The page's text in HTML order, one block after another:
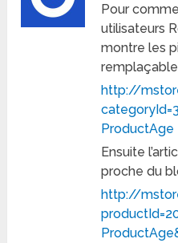
Pour
utilisateurs
montre les
http://
ProductAge
Ensuite
proche du
http://